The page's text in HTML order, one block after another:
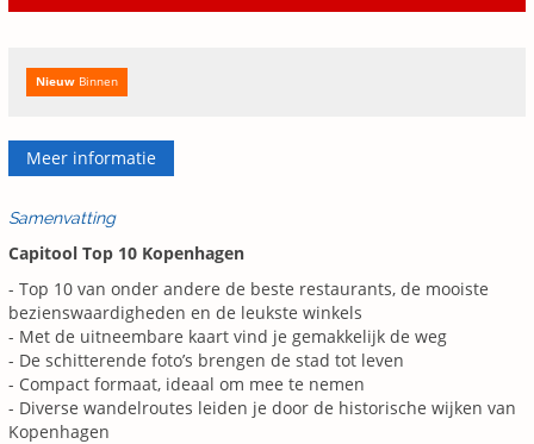
Nieuw Binnen
Meer informatie
Samenvatting
Capitool Top 10 Kopenhagen
- Top 10 van onder andere de beste restaurants, de mooiste
bezienswaardigheden en de leukste winkels
- Met de uitneembare kaart vind je gemakkelijk de weg
- De schitterende foto’s brengen de stad tot leven
- Compact formaat, ideaal om mee te nemen
- Diverse wandelroutes leiden je door de historische wijken van
Kopenhagen